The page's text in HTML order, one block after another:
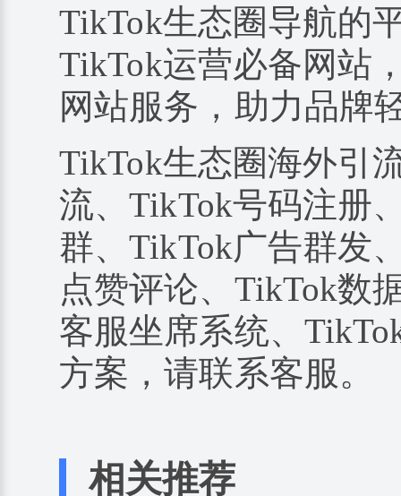
TikTok生态圈导航的
TikTok运营必备网站
网站服务，助力品牌
TikTok生态圈海外引
流、TikTok号码注册
群、TikTok广告群发
点赞评论、TikTok数
客服坐席系统、
方案，请联系客服。
相关推荐